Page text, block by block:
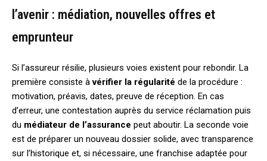
l’avenir : médiation, nouvelles offres et
emprunteur
Si l’assureur résilie, plusieurs voies existent pour rebondir. La
première consiste àvérifier la régularité de la procédure :
motivation, préavis, dates, preuve de réception. En cas
d’erreur, une contestation auprès du service réclamation puis
du médiateur de l’assurance peut aboutir. La seconde voie
est de préparer un nouveau dossier solide, avec transparence
sur l’historique et, si nécessaire, une franchise adaptée pour